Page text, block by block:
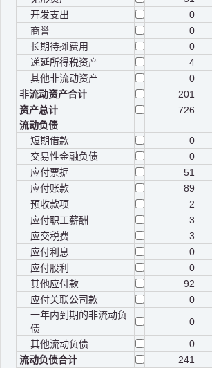
开发支出
0
商誉
0
长期待摊费用
0
递延所得税资产
4
其他非流动资产
0
非流动资产合计
201
资产总计
726
流动负债
短期借款
0
交易性金融负债
0
应付票据
51
应付账款
89
预收款项
2
应付职工薪酬
3
应交税费
3
应付利息
0
应付股利
0
其他应付款
92
应付关联公司款
0
一年内到期的非流动负
债
0
其他流动负债
0
流动负债合计
241